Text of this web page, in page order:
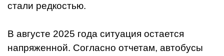
стали редкостью.
В августе 2025 года ситуация остается
напряженной. Согласно отчетам, автобусы